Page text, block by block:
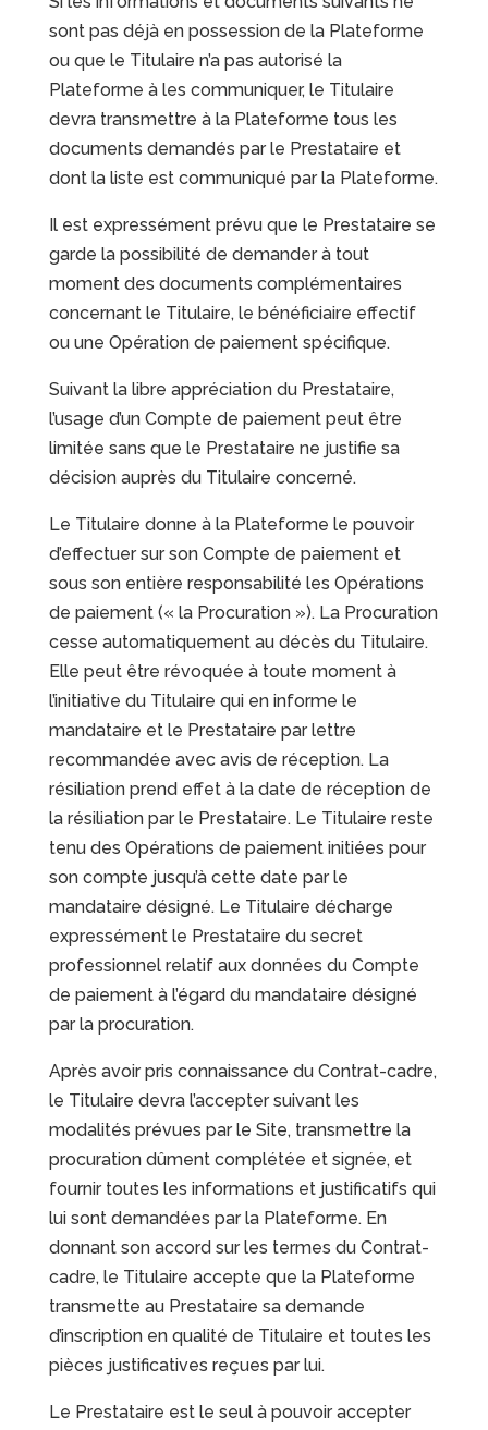
sont pas déjà en possession de la Plateforme
ou que le Titulaire n’a pas autorisé la
Plateforme à les communiquer, le Titulaire
devra transmettre à la Plateforme tous les
documents demandés par le Prestataire et
dont la liste est communiqué par la Plateforme.
Il est expressément prévu que le Prestataire se
garde la possibilité de demander à tout
moment des documents complémentaires
concernant le Titulaire, le bénéficiaire effectif
ou une Opération de paiement spécifique.
Suivant la libre appréciation du Prestataire,
l’usage d’un Compte de paiement peut être
limitée sans que le Prestataire ne justifie sa
décision auprès du Titulaire concerné.
Le Titulaire donne à la Plateforme le pouvoir
d’effectuer sur son Compte de paiement et
sous son entière responsabilité les Opérations
de paiement (« la Procuration »). La Procuration
cesse automatiquement au décès du Titulaire.
Elle peut être révoquée à toute moment à
l’initiative du Titulaire qui en informe le
mandataire et le Prestataire par lettre
recommandée avec avis de réception. La
résiliation prend effet à la date de réception de
la résiliation par le Prestataire. Le Titulaire reste
tenu des Opérations de paiement initiées pour
son compte jusqu’à cette date par le
mandataire désigné. Le Titulaire décharge
expressément le Prestataire du secret
professionnel relatif aux données du Compte
de paiement à l’égard du mandataire désigné
par la procuration.
Après avoir pris connaissance du Contrat-cadre,
le Titulaire devra l’accepter suivant les
modalités prévues par le Site, transmettre la
procuration dûment complétée et signée, et
fournir toutes les informations et justificatifs qui
lui sont demandées par la Plateforme. En
donnant son accord sur les termes du Contrat-
cadre, le Titulaire accepte que la Plateforme
transmette au Prestataire sa demande
d’inscription en qualité de Titulaire et toutes les
pièces justificatives reçues par lui.
Le Prestataire est le seul à pouvoir accepter